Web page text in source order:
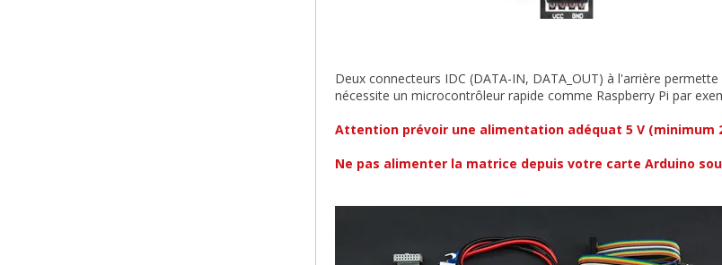
Deux connecteurs IDC (DATA-IN, DATA_OUT) à l'arrière
nécessite un microcontrôleur rapide comme Raspberry Pi par
Attention prévoir une alimentation adéquat 5 V (minimum
Ne pas alimenter la matrice depuis votre carte Arduino